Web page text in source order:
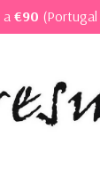
a€90